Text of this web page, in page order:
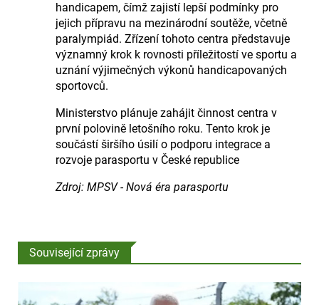
handicapem, čímž zajistí lepší podmínky pro
jejich přípravu na mezinárodní soutěže, včetně
paralympiád. Zřízení tohoto centra představuje
významný krok k rovnosti příležitostí ve sportu a
uznání výjimečných výkonů handicapovaných
sportovců.
Ministerstvo plánuje zahájit činnost centra v
první polovině letošního roku. Tento krok je
součástí širšího úsilí o podporu integrace a
rozvoje parasportu v České republice
Zdroj: MPSV - Nová éra parasportu
Související zprávy